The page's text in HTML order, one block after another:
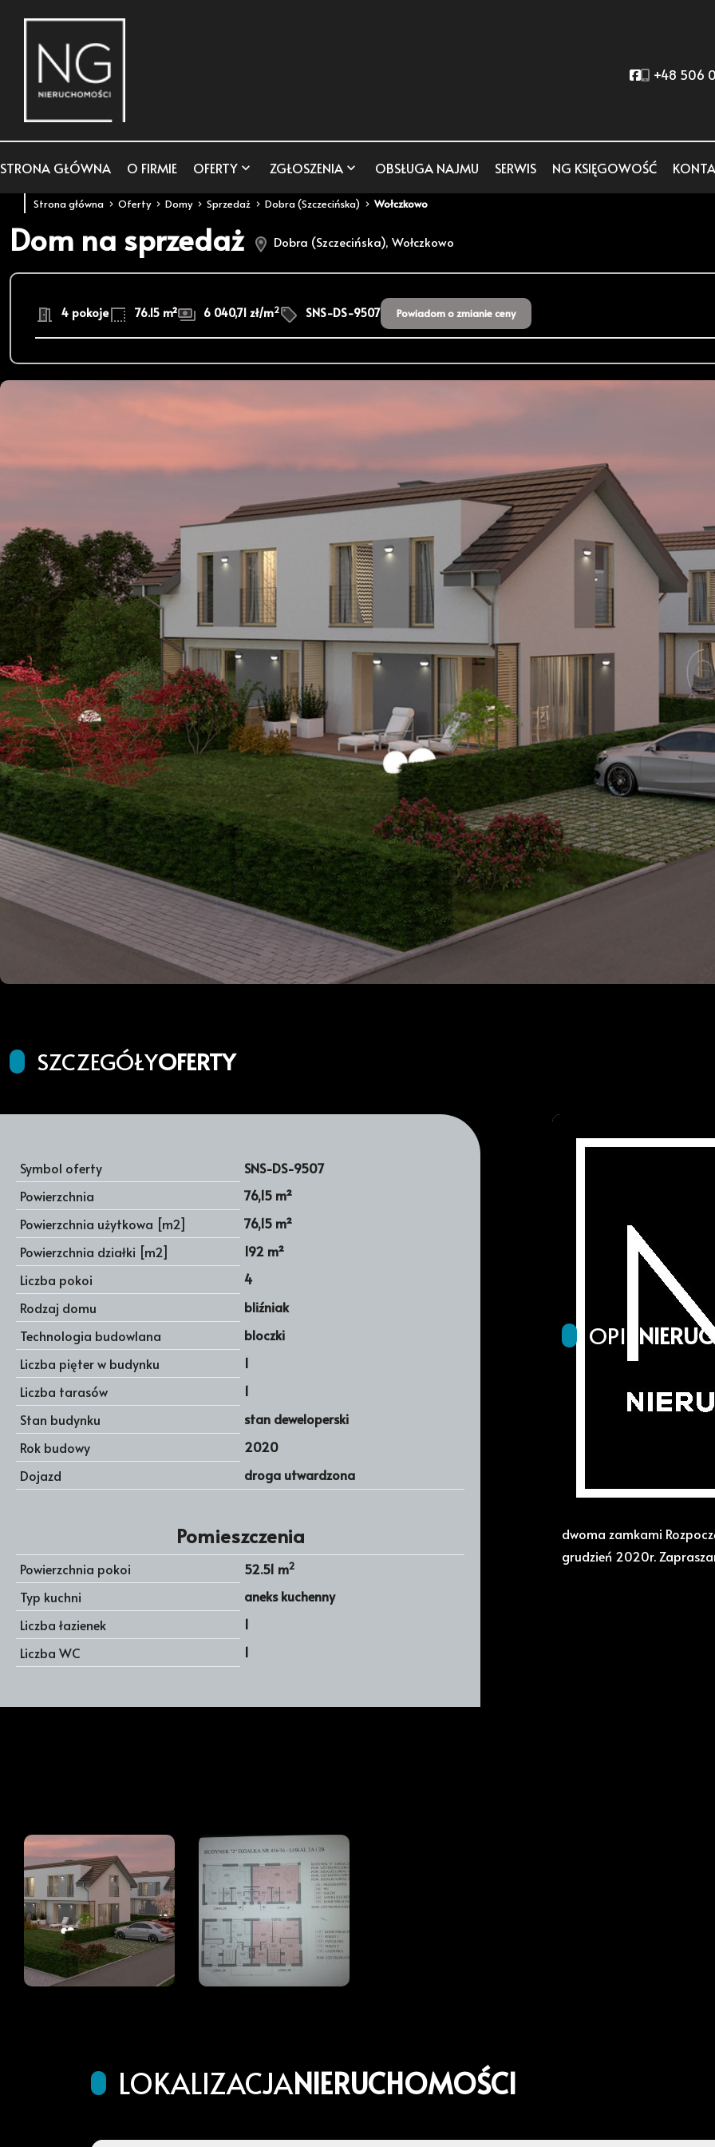
Social link
+48 506
STRONA GŁÓWNA O FIRMIE OFERTY ZGŁOSZENIA OBSŁUGA NAJMU SERWIS NG KSIĘGOWOŚĆ
Strona główna Oferty Domy Sprzedaż Dobra (Szczecińska) Wołczkowo
Dom na sprzedaż Dobra (Szczecińska), Wołczkowo
4 pokoje 76.15 m² 6 040,71 zł/m2 SNS-DS-9507 Powiadom o zmianie ceny
SZCZEGÓŁYOFERTY
Symbol oferty
SNS-DS-9507
Powierzchnia
76,15 m²
Powierzchnia użytkowa [m2]
76,15 m²
Powierzchnia działki [m2]
192 m²
Liczba pokoi
4
Rodzaj domu
bliźniak
Technologia budowlana
bloczki
Liczba pięter w budynku
1
Liczba tarasów
1
Stan budynku
stan deweloperski
Rok budowy
2020
Dojazd
droga utwardzona
Pomieszczenia
Powierzchnia pokoi 52.51 m2
Typ kuchni
aneks kuchenny
Liczba łazienek
1
Liczba WC
1
OPIS
Dom w zabudowie
parkingowe do każdego
deweloperskim bez
działki od 192m² -
pokoje W standardzie
komorą spalania -
dwoma zamkami
grudzień 2020r.
LOKALIZACJANIERUCHOMOŚCI